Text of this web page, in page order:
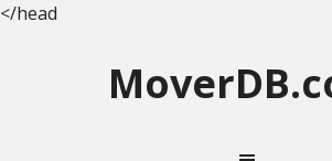
</head